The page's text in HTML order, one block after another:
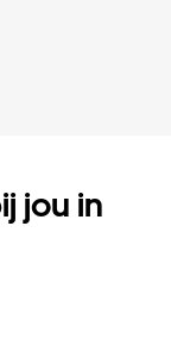
jou in